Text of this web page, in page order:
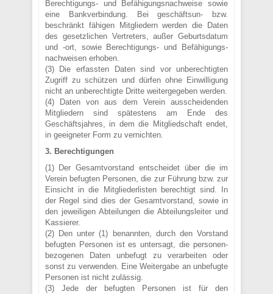
Berechtigungs- und Befähigungsnachweise sowie
eine Bankverbindung. Bei geschäftsun- bzw.
beschränkt fähigen Mitgliedern werden die Daten
des gesetzlichen Vertreters, außer Geburtsdatum
und -ort, sowie Berechtigungs- und Befähigungs-
nachweisen erhoben.
(3) Die erfassten Daten sind vor unberechtigten
Zugriff zu schützen und dürfen ohne Einwilligung
nicht an unberechtigte Dritte weitergegeben werden.
(4) Daten von aus dem Verein ausscheidenden
Mitgliedern sind spätestens am Ende des
Geschäftsjahres, in dem die Mitgliedschaft endet,
in geeigneter Form zu vernichten.
3. Berechtigungen
(1) Der Gesamtvorstand entscheidet über die im
Verein befugten Personen, die zur Führung bzw. zur
Einsicht in die Mitgliederlisten berechtigt sind. In
der Regel sind dies der Gesamtvorstand, sowie in
den jeweiligen Abteilungen die Abteilungsleiter und
Kassierer.
(2) Den unter (1) benannten, durch den Vorstand
befugten Personen ist es untersagt, die personen-
bezogenen Daten unbefugt zu verarbeiten oder
sonst zu verwenden. Eine Weitergabe an unbefugte
Personen ist nicht zulässig.
(3) Jede der befugten Personen ist für den